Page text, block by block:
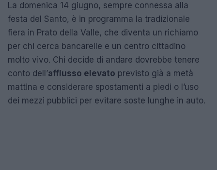
La domenica 14 giugno, sempre connessa alla
festa del Santo, è in programma la tradizionale
fiera in Prato della Valle, che diventa un richiamo
per chi cerca bancarelle e un centro cittadino
molto vivo. Chi decide di andare dovrebbe tenere
conto dell’afflusso elevato previsto già a metà
mattina e considerare spostamenti a piedi o l’uso
dei mezzi pubblici per evitare soste lunghe in auto.